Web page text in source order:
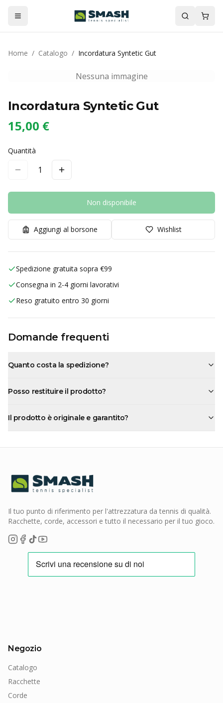
Home / Catalogo / Incordatura Syntetic Gut
Nessuna immagine
Incordatura Syntetic Gut
15,00 €
Quantità
1
Non disponibile
Aggiungi al borsone Wishlist
Spedizione gratuita sopra €99
Consegna in 2-4 giorni lavorativi
Reso gratuito entro 30 giorni
Domande frequenti
Quanto costa la spedizione?
Posso restituire il prodotto?
Il prodotto è originale e garantito?
Il tuo punto di riferimento per l'attrezzatura da tennis di qualità.
Racchette, corde, accessori e tutto il necessario per il tuo gioco.
Negozio
Catalogo
Racchette
Corde